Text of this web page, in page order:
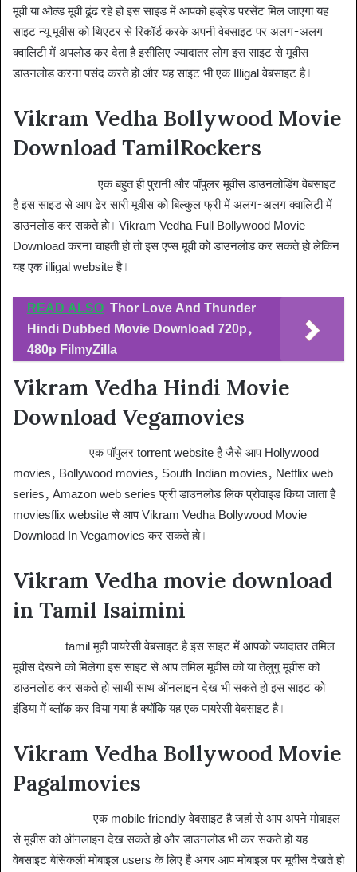
मूवी या ओल्ड मूवी ढूंढ रहे हो इस साइड में आपको हंड्रेड परसेंट मिल जाएगा यह
साइट न्यू मूवीस को थिएटर से रिकॉर्ड करके अपनी वेबसाइट पर अलग-अलग
क्वालिटी में अपलोड कर देता है इसीलिए ज्यादातर लोग इस साइट से मूवीस
डाउनलोड करना पसंद करते हो और यह साइट भी एक Illigal वेबसाइट है।
Vikram Vedha Bollywood Movie
Download TamilRockers
एक बहुत ही पुरानी और पॉपुलर मूवीस डाउनलोडिंग वेबसाइट
है इस साइड से आप ढेर सारी मूवीस को बिल्कुल फ्री में अलग-अलग क्वालिटी में
डाउनलोड कर सकते हो। Vikram Vedha Full Bollywood Movie
Download करना चाहती हो तो इस एप्स मूवी को डाउनलोड कर सकते हो लेकिन
यह एक illigal website है।
READ ALSO Thor Love And Thunder
Hindi Dubbed Movie Download 720p,
480p FilmyZilla
Vikram Vedha Hindi Movie
Download Vegamovies
एक पॉपुलर torrent website है जैसे आप Hollywood
movies, Bollywood movies, South Indian movies, Netflix web
series, Amazon web series फ्री डाउनलोड लिंक प्रोवाइड किया जाता है
moviesflix website से आप Vikram Vedha Bollywood Movie
Download In Vegamovies कर सकते हो।
Vikram Vedha movie download
in Tamil Isaimini
tamil मूवी पायरेसी वेबसाइट है इस साइट में आपको ज्यादातर तमिल
मूवीस देखने को मिलेगा इस साइट से आप तमिल मूवीस को या तेलुगु मूवीस को
डाउनलोड कर सकते हो साथी साथ ऑनलाइन देख भी सकते हो इस साइट को
इंडिया में ब्लॉक कर दिया गया है क्योंकि यह एक पायरेसी वेबसाइट है।
Vikram Vedha Bollywood Movie
Pagalmovies
एक mobile friendly वेबसाइट है जहां से आप अपने मोबाइल
से मूवीस को ऑनलाइन देख सकते हो और डाउनलोड भी कर सकते हो यह
वेबसाइट बेसिकली मोबाइल users के लिए है अगर आप मोबाइल पर मूवीस देखते हो